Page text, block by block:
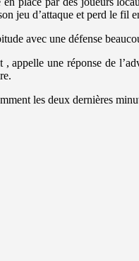
jeu d’attaque et perd le fil
avec une défense
appelle une réponse de
les deux dernières